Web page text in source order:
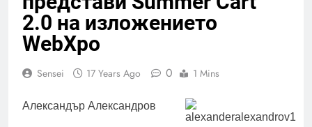
2.0 на изложението
WebXpo
Sensei 17 Years Ago 0 1 Mins
Александър Александров